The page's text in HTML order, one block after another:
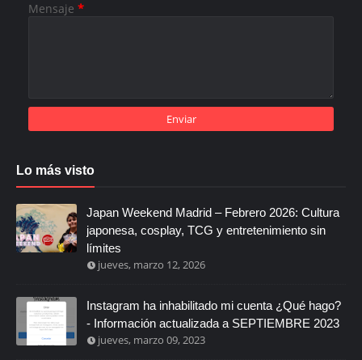
Mensaje *
Lo más visto
Japan Weekend Madrid – Febrero 2026: Cultura
japonesa, cosplay, TCG y entretenimiento sin
límites
jueves, marzo 12, 2026
Instagram ha inhabilitado mi cuenta ¿Qué hago?
- Información actualizada a SEPTIEMBRE 2023
jueves, marzo 09, 2023